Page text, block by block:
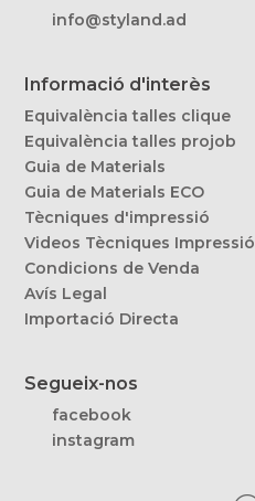
info@styland.ad
Informació d'interès
Equivalència talles clique
Equivalència talles projob
Guia de Materials
Guia de Materials ECO
Tècniques d'impressió
Videos Tècniques Impressió
Condicions de Venda
Avís Legal
Importació Directa
Segueix-nos
facebook
instagram